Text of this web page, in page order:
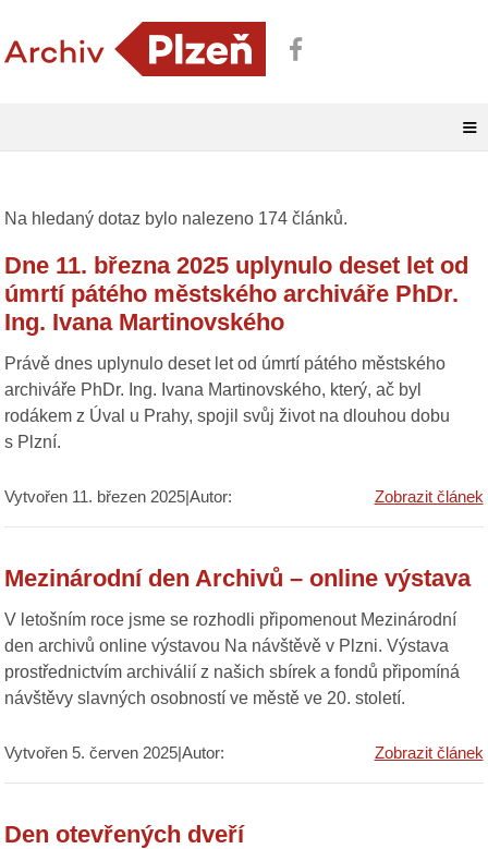
≡
Na hledaný dotaz bylo nalezeno 174 článků.
Dne 11. března 2025 uplynulo deset let od
úmrtí pátého městského archiváře PhDr.
Ing. Ivana Martinovského
Právě dnes uplynulo deset let od úmrtí pátého městského
archiváře PhDr. Ing. Ivana Martinovského, který, ač byl
rodákem z Úval u Prahy, spojil svůj život na dlouhou dobu
s Plzní.
Vytvořen 11. březen 2025|Autor: Zobrazit článek
Mezinárodní den Archivů – online výstava
V letošním roce jsme se rozhodli připomenout Mezinárodní
den archivů online výstavou Na návštěvě v Plzni. Výstava
prostřednictvím archiválií z našich sbírek a fondů připomíná
návštěvy slavných osobností ve městě ve 20. století.
Vytvořen 5. červen 2025|Autor: Zobrazit článek
Den otevřených dveří